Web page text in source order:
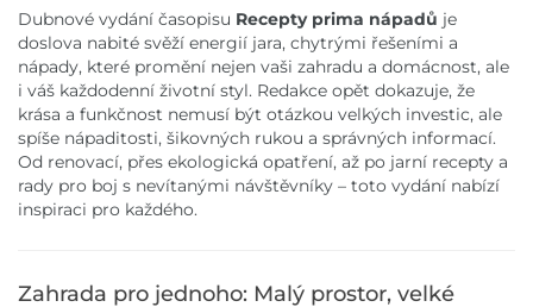
Dubnové vydání časopisu Recepty prima nápadů je
doslova nabité svěží energií jara, chytrými řešeními a
nápady, které promění nejen vaši zahradu a domácnost, ale
i váš každodenní životní styl. Redakce opět dokazuje, že
krása a funkčnost nemusí být otázkou velkých investic, ale
spíše nápaditosti, šikovných rukou a správných informací.
Od renovací, přes ekologická opatření, až po jarní recepty a
rady pro boj s nevítanými návštěvníky – toto vydání nabízí
inspiraci pro každého.
Zahrada pro jednoho: Malý prostor, velké